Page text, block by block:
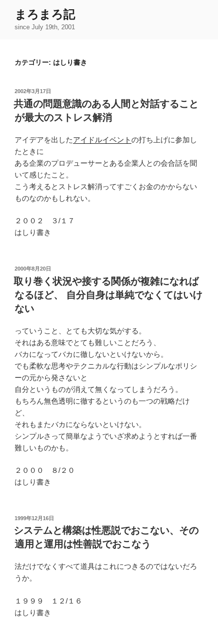
まろまろ記
since July 19th, 2001
カテゴリー: はしり書き
投
稿
日:
2002年3月17日
共通の問題意識のある人間と対話すること
が最大のストレス解消
アイデアを出したアイドルイベントの打ち上げに参加し
たときに
ある企業のプロデューサーとある企業人との会合話を聞
いて感じたこと。
こう考えるとストレス解消ってすごくお金のかからない
ものなのかもしれない。
２００２ ３/１７
はしり書き
投
稿
日:
2000年8月20日
取り巻く状況や接する関係が複雑になれば
なるほど、 自分自身は単純でなくてはいけ
ない
っていうこと、とても大切な気がする。
それはある意味でとても難しいことだろう、
バカになってバカに徹しないといけないから。
でも柔軟な思考やテクニカルな行動はシンプルなポリシ
ーの元から発さないと
自分というものが消えて無くなってしまうだろう。
もちろん無色透明に徹するというのも一つの戦略だけ
ど、
それもまたバカにならないといけない。
シンプルさって簡単なようでいざ求めようとすれば一番
難しいものかも。
２０００ ８/２０
はしり書き
投
稿
日:
1999年12月16日
システムと構築は性悪説でおこない、その
適用と運用は性善説でおこなう
法だけでなくすべて道具はこれにつきるのではないだろ
うか。
１９９９ １２/１６
はしり書き